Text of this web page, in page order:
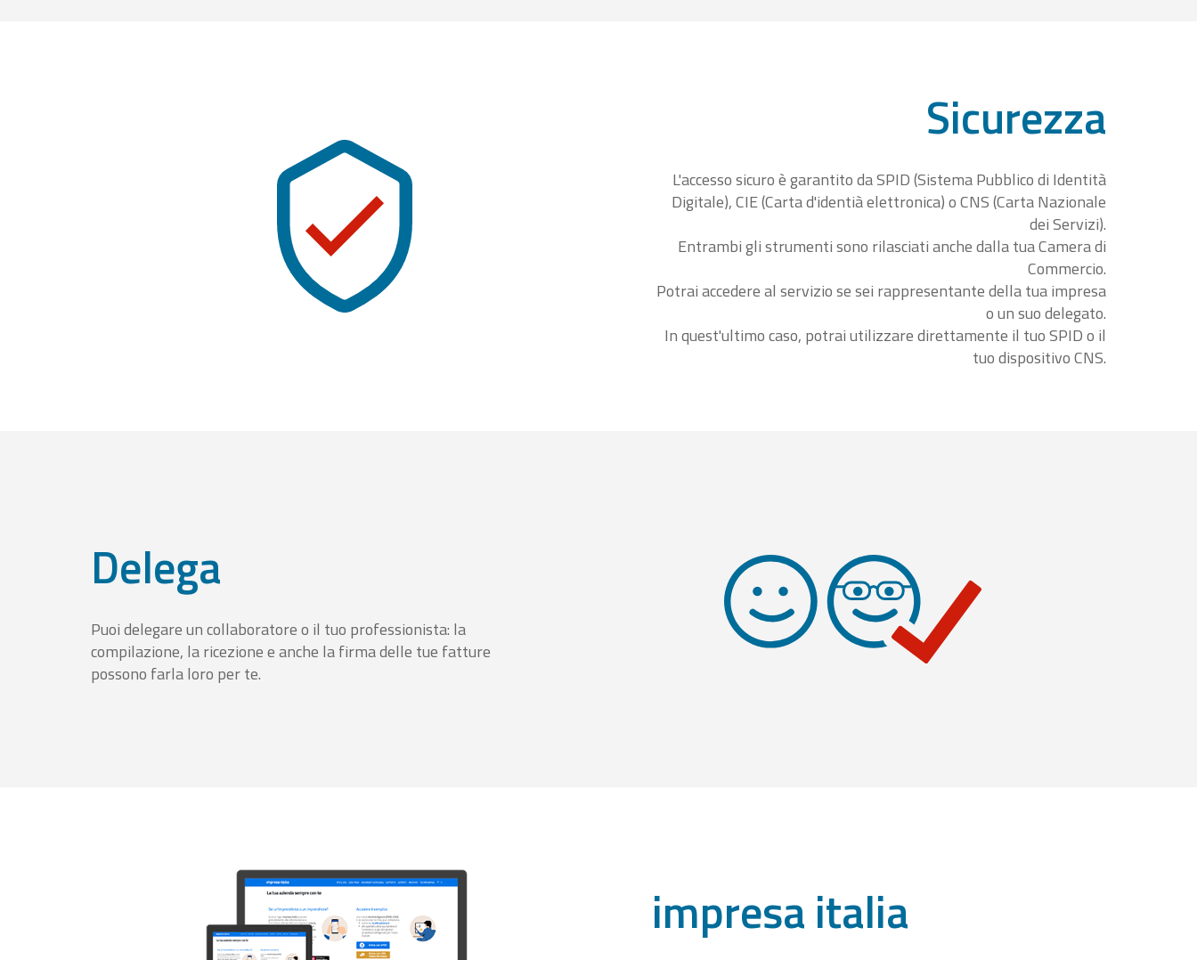
Sicurezza
L'accesso sicuro è garantito da SPID (Sistema Pubblico di Identità
Digitale), CIE (Carta d'identià elettronica) o CNS (Carta Nazionale
dei Servizi).
Entrambi gli strumenti sono rilasciati anche dalla tua Camera di
Commercio.
Potrai accedere al servizio se sei rappresentante della tua impresa
o un suo delegato.
In quest'ultimo caso, potrai utilizzare direttamente il tuo SPID o il
tuo dispositivo CNS.
Delega
Puoi delegare un collaboratore o il tuo professionista: la
compilazione, la ricezione e anche la firma delle tue fatture
possono farla loro per te.
impresa italia